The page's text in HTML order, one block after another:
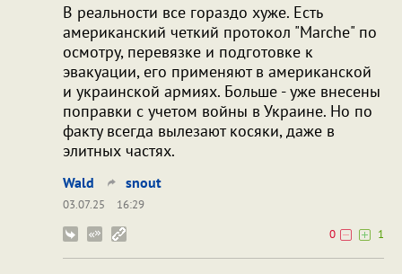
В реальности все гораздо хуже. Есть
американский четкий протокол "Marche" по
осмотру, перевязке и подготовке к
эвакуации, его применяют в американской
и украинской армиях. Больше - уже внесены
поправки с учетом войны в Украине. Но по
факту всегда вылезают косяки, даже в
элитных частях.
Wald snout
03.07.25
16:29
0
1